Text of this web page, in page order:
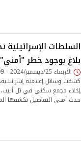
السلطات
بلاغ بوجود خطر "أمني"
الأربعاء 25/ديسمبر/2024 - 11:09 م
كشفت وسائل إعلامية
إخلاء مجمع سكني في تل أبيب،
حدث أمني التفاصيل تكشفها